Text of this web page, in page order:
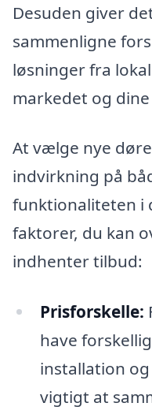
Desuden giver
sammenligne
løsninger fra
markedet og
At vælge nye
indvirkning på
funktionaliteten i
faktorer, du kan
indhenter tilbud:
Prisforskelle:
have
installation
vigtigt at